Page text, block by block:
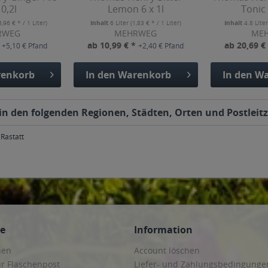
€ * / 1 Liter)
+5,10 € Pfand
Lemon 6 x 1l
Inhalt 6 Liter (1,83 € * / 1 Liter)
MEHRWEG
ab 10,99 € *+2,40 € Pfand
In den Warenkorb
Tonic
Inhalt4.8
ab 20,69
In den
den folgenden Regionen, Städten, Orten und
Flaschenpost
Information
Account löschen
Liefer- und